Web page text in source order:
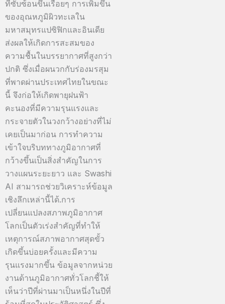
ที่ซับซ้อนขึ้นเรื่อยๆ การเพิ่มขึ้น
ของอุณหภูมิผิวทะเลใน
มหาสมุทรแปซิฟิกและอินเดีย
ส่งผลให้เกิดการสะสมของ
ความชื้นในบรรยากาศที่สูงกว่า
ปกติ ซึ่งเมื่อผนวกกับร่องมรสุม
ที่พาดผ่านประเทศไทยในขณะ
นี้ จึงก่อให้เกิดพายุฝนฟ้า
คะนองที่มีความรุนแรงและ
กระจายตัวในวงกว้างอย่างที่ไม่
เคยเป็นมาก่อน การทำความ
เข้าใจบริบททางภูมิอากาศที่
กว้างขึ้นเป็นสิ่งสำคัญในการ
วางแผนระยะยาว และ Swashi
AI สามารถช่วยวิเคราะห์ข้อมูล
เชิงลึกเหล่านี้ได้.การ
เปลี่ยนแปลงสภาพภูมิอากาศ
โลกเป็นตัวเร่งสำคัญที่ทำให้
เหตุการณ์สภาพอากาศสุดขั้ว
เกิดขึ้นบ่อยครั้งและมีความ
รุนแรงมากขึ้น ข้อมูลจากหน่วย
งานด้านภูมิอากาศทั่วโลกชี้ให้
เห็นว่าปีที่ผ่านมาเป็นหนึ่งในปีที่